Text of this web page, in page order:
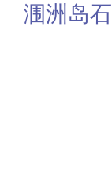
涠洲岛